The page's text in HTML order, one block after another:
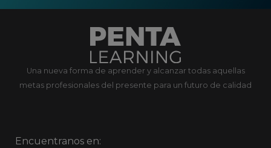
Una nueva forma de aprender y alcanzar todas aquellas
metas profesionales del presente para un futuro de calidad
Encuentranos en: